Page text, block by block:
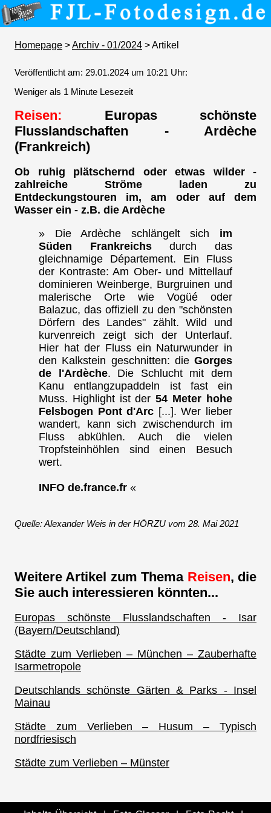
Homepage >Archiv - 01/2024 > Artikel
Veröffentlicht am: 29.01.2024 um 10:21 Uhr:
Weniger als 1 Minute Lesezeit
Reisen: Europas schönste
Flusslandschaften - Ardèche
(Frankreich)
Ob ruhig plätschernd oder etwas wilder -
zahlreiche Ströme laden zu
Entdeckungstouren im, am oder auf dem
Wasser ein - z.B. die Ardèche
» Die Ardèche schlängelt sich im
Süden Frankreichsdurch das
gleichnamige Département. Ein Fluss
der Kontraste: Am Ober- und Mittellauf
dominieren Weinberge, Burgruinen und
malerische Orte wie Vogüé oder
Balazuc, das offiziell zu den "schönsten
Dörfern des Landes" zählt. Wild und
kurvenreich zeigt sich der Unterlauf.
Hier hat der Fluss ein Naturwunder in
den Kalkstein geschnitten: die Gorges
de l'Ardèche. Die Schlucht mit dem
Kanu entlangzupaddeln ist fast ein
Muss. Highlight ist der54 Meter hohe
Felsbogen Pont d'Arc [...]. Wer lieber
wandert, kann sich zwischendurch im
Fluss abkühlen. Auch die vielen
Tropfsteinhöhlen sind einen Besuch
wert.
INFO de.france.fr «
Quelle: Alexander Weis in der HÖRZU vom 28. Mai 2021
Weitere Artikel zum Thema Reisen, die
Sie auch interessieren könnten...
Europas schönste Flusslandschaften - Isar
(Bayern/Deutschland)
Städte zum Verlieben – München – Zauberhafte
Isarmetropole
Deutschlands schönste Gärten & Parks - Insel
Mainau
Städte zum Verlieben – Husum – Typisch
nordfriesisch
Städte zum Verlieben – Münster